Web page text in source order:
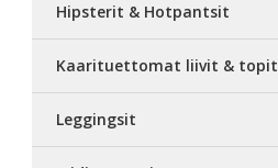
Hipsterit & Hotpantsit
Kaarituettomat liivit & topit
Leggingsit